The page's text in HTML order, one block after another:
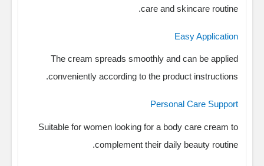
care and skincare routine.
Easy Application
The cream spreads smoothly and can be applied
conveniently according to the product instructions.
Personal Care Support
Suitable for women looking for a body care cream to
complement their daily beauty routine.